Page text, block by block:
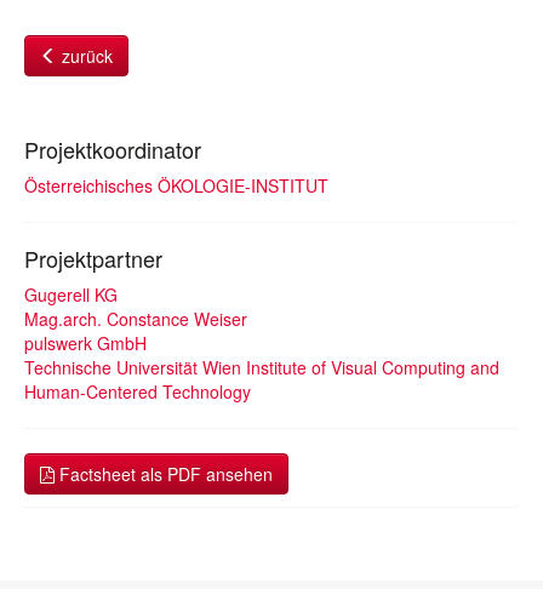
zurück
Projektkoordinator
Österreichisches ÖKOLOGIE-INSTITUT
Projektpartner
Gugerell KG
Mag.arch. Constance Weiser
pulswerk GmbH
Technische Universität Wien Institute of Visual Computing and
Human-Centered Technology
Factsheet als PDF ansehen